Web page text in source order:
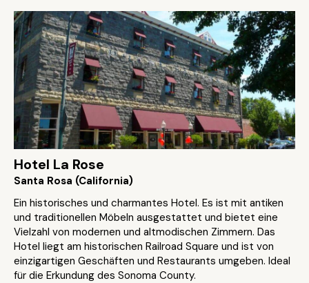
Hotel La Rose
Santa Rosa (California)
Ein historisches und charmantes Hotel. Es ist mit antiken
und traditionellen Möbeln ausgestattet und bietet eine
Vielzahl von modernen und altmodischen Zimmern. Das
Hotel liegt am historischen Railroad Square und ist von
einzigartigen Geschäften und Restaurants umgeben. Ideal
für die Erkundung des Sonoma County.